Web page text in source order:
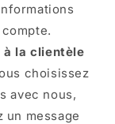
à la clientèle
choisissez
avec nous,
un message